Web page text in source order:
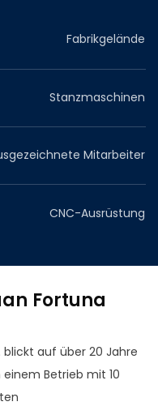
Fabrikgelände
Stanzmaschinen
Mitarbeiter
CNC-Ausrüstung
Fortuna
blickt auf über 20 Jahre
Betrieb mit 10